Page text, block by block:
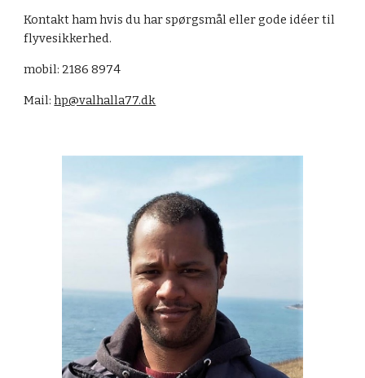
Kontakt ham hvis du har spørgsmål eller gode idéer til
flyvesikkerhed.
mobil: 2186 8974
Mail:hp@valhalla77.dk